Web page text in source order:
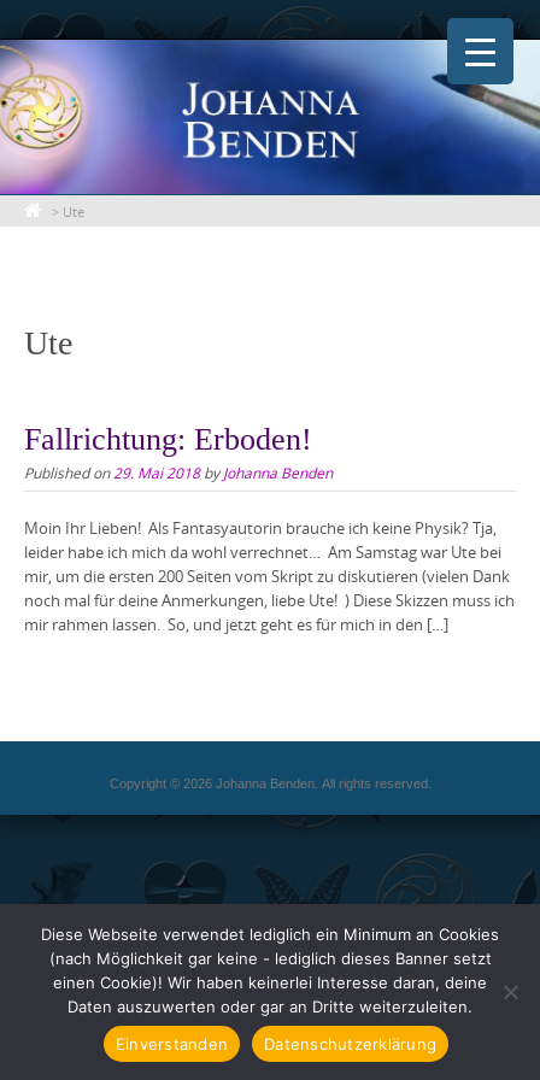
Skip
to
content
> Ute
Ute
Fallrichtung: Erboden!
Published on29. Mai 2018byJohanna Benden
Moin Ihr Lieben! Als Fantasyautorin brauche ich keine Physik? Tja,
leider habe ich mich da wohl verrechnet… Am Samstag war Ute bei
mir, um die ersten 200 Seiten vom Skript zu diskutieren (vielen Dank
noch mal für deine Anmerkungen, liebe Ute! ) Diese Skizzen muss ich
mir rahmen lassen. So, und jetzt geht es für mich in den […]
Copyright © 2026 Johanna Benden. All rights reserved.
Diese Webseite verwendet lediglich ein Minimum an Cookies
(nach Möglichkeit gar keine - lediglich dieses Banner setzt
einen Cookie)! Wir haben keinerlei Interesse daran, deine
Daten auszuwerten oder gar an Dritte weiterzuleiten.
Einverstanden
Datenschutzerklärung